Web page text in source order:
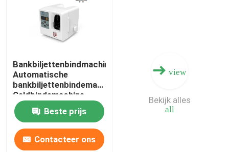
Bankbiljettenbindmachine
Automatische
bankbiljettenbindemachine
Geldbindemachine
Bankbiljettenbundelbindemachine
Beste prijs
Contacteer ons
view
all
Bekijk alles